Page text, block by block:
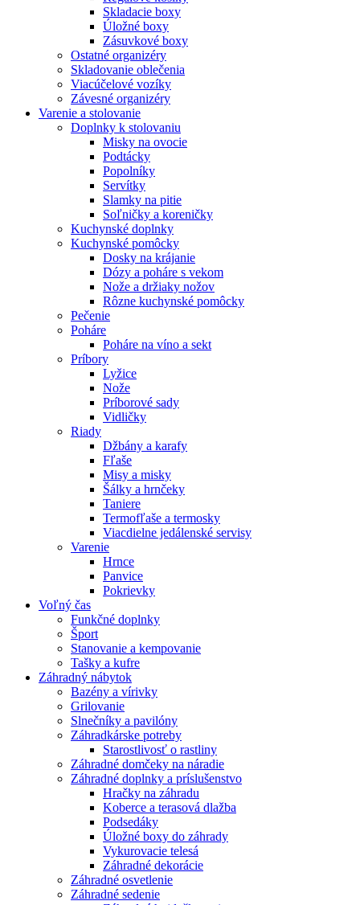
Skladacie boxy
Úložné boxy
Zásuvkové boxy
Ostatné organizéry
Skladovanie oblečenia
Viacúčelové vozíky
Závesné organizéry
Varenie a stolovanie
Doplnky k stolovaniu
Misky na ovocie
Podtácky
Popolníky
Servítky
Slamky na pitie
Soľničky a koreničky
Kuchynské doplnky
Kuchynské pomôcky
Dosky na krájanie
Dózy a poháre s vekom
Nože a držiaky nožov
Rôzne kuchynské pomôcky
Pečenie
Poháre
Poháre na víno a sekt
Príbory
Lyžice
Nože
Príborové sady
Vidličky
Riady
Džbány a karafy
Fľaše
Misy a misky
Šálky a hrnčeky
Taniere
Termofľaše a termosky
Viacdielne jedálenské servisy
Varenie
Hrnce
Panvice
Pokrievky
Voľný čas
Funkčné doplnky
Šport
Stanovanie a kempovanie
Tašky a kufre
Záhradný nábytok
Bazény a vírivky
Grilovanie
Slnečníky a pavilóny
Záhradkárske potreby
Starostlivosť o rastliny
Záhradné domčeky na náradie
Záhradné doplnky a príslušenstvo
Hračky na záhradu
Koberce a terasová dlažba
Podsedáky
Úložné boxy do záhrady
Vykurovacie telesá
Záhradné dekorácie
Záhradné osvetlenie
Záhradné sedenie